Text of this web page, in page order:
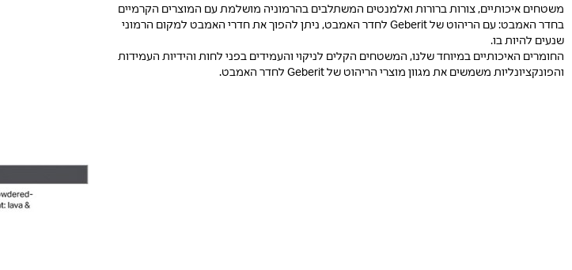
משטחים איכותיים, צורות ברורות ואלמנטים המשתלבים בהרמוניה מושלמת עם המוצרים הקרמיים
בחדר האמבט: עם הריהוט של Geberit לחדר האמבט, ניתן להפוך את חדרי האמבט למקום הרמוני
שנעים להיות בו.
החומרים האיכותיים במיוחד שלנו, המשטחים הקלים לניקוי והעמידים בפני לחות והידיות העמידות
והפונקציונליות משמשים את מגוון מוצרי הריהוט של Geberit לחדר האמבט.